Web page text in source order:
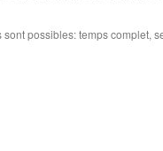
possibles: temps complet,